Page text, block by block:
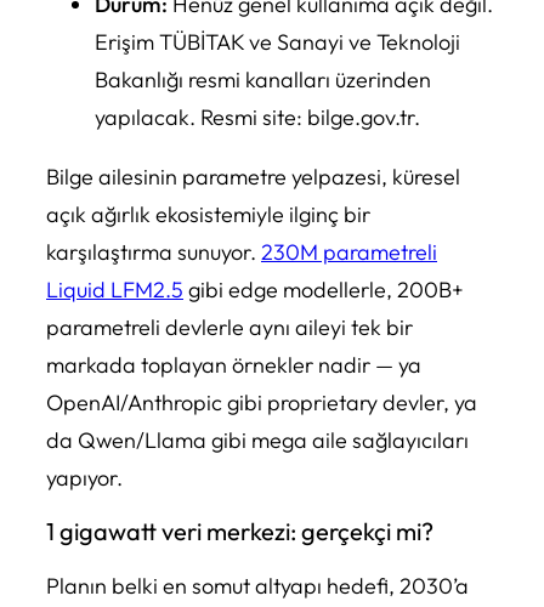
Erişim TÜBİTAK ve Sanayi ve Teknoloji
Bakanlığı resmi kanalları üzerinden
yapılacak. Resmi site: bilge.gov.tr.
Bilge ailesinin parametre yelpazesi, küresel
açık ağırlık ekosistemiyle ilginç bir
karşılaştırma sunuyor. 230M parametreli
Liquid LFM2.5 gibi edge modellerle, 200B+
parametreli devlerle aynı aileyi tek bir
markada toplayan örnekler nadir — ya
OpenAI/Anthropic gibi proprietary devler, ya
da Qwen/Llama gibi mega aile sağlayıcıları
yapıyor.
1 gigawatt veri merkezi: gerçekçi mi?
Planın belki en somut altyapı hedefi, 2030’a